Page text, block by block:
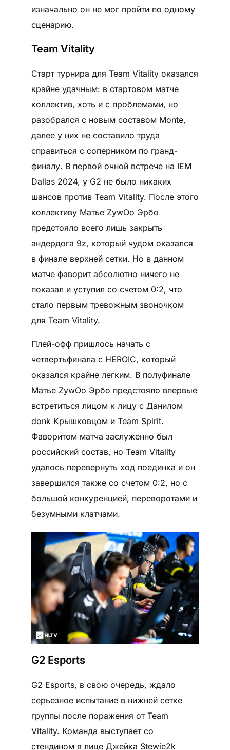
изначально он не мог пройти по одному
сценарию.
Team Vitality
Старт турнира для Team Vitality оказался
крайне удачным: в стартовом матче
коллектив, хоть и с проблемами, но
разобрался с новым составом Monte,
далее у них не составило труда
справиться с соперником по гранд-
финалу. В первой очной встрече на IEM
Dallas 2024, у G2 не было никаких
шансов против Team Vitality. После этого
коллективу Матье ZywOo Эрбо
предстояло всего лишь закрыть
андердога 9z, который чудом оказался
в финале верхней сетки. Но в данном
матче фаворит абсолютно ничего не
показал и уступил со счетом 0:2, что
стало первым тревожным звоночком
для Team Vitality.
Плей-офф пришлось начать с
четвертьфинала с HEROIC, который
оказался крайне легким. В полуфинале
Матье ZywOo Эрбо предстояло впервые
встретиться лицом к лицу с Данилом
donk Крышковцом и Team Spirit.
Фаворитом матча заслуженно был
российский состав, но Team Vitality
удалось перевернуть ход поединка и он
завершился также со счетом 0:2, но с
большой конкуренцией, переворотами и
безумными клатчами.
G2 Esports
G2 Esports, в свою очередь, ждало
серьезное испытание в нижней сетке
группы после поражения от Team
Vitality. Команда выступает со
стендином в лице Джейка Stewie2k